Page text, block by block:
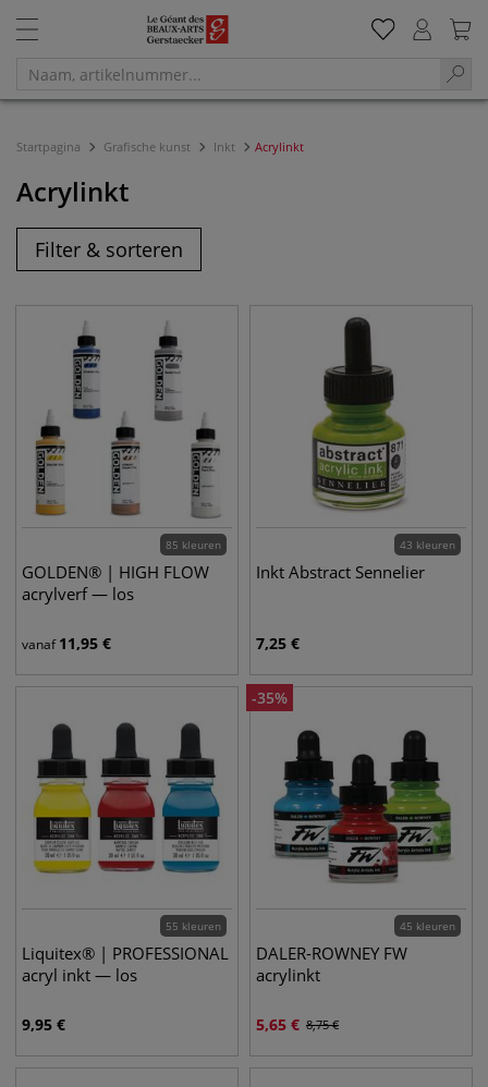
Startpagina Grafische kunst Inkt Acrylinkt
Acrylinkt
Filter & sorteren
85 kleuren
GOLDEN® | HIGH FLOW
acrylverf — los
vanaf 11,95 €
43 kleuren
Inkt Abstract Sennelier
7,25 €
55 kleuren
Liquitex® | PROFESSIONAL
acryl inkt — los
9,95 €
-35%
45 kleuren
DALER-ROWNEY FW
acrylinkt
5,65 € 8,75€